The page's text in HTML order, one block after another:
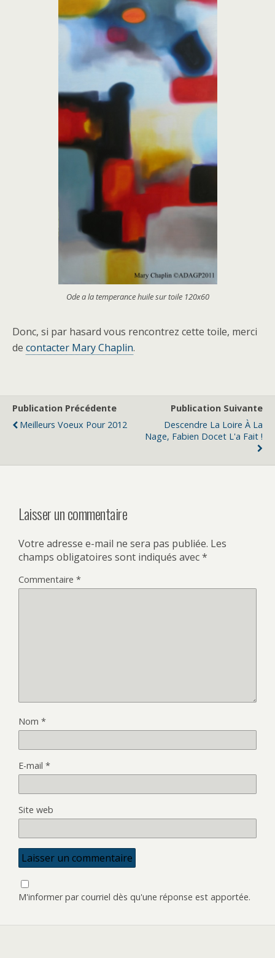
Ode a la temperance huile sur toile 120x60
Donc, si par hasard vous rencontrez cette toile, merci
de contacter Mary Chaplin.
Publication Précédente
Meilleurs Voeux Pour 2012
Publication Suivante
Descendre La Loire À La
Nage, Fabien Docet L'a Fait !
Laisser un commentaire
Votre adresse e-mail ne sera pas publiée. Les
champs obligatoires sont indiqués avec*
Commentaire *
Nom *
E-mail *
Site web
M'informer par courriel dès qu'une réponse est apportée.